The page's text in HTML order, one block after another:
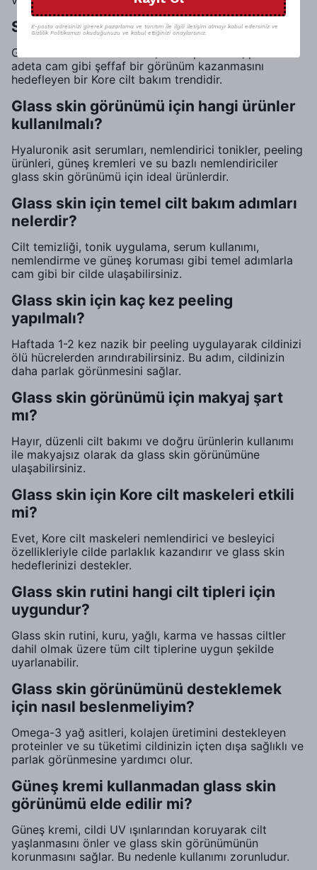
Sıkça Sorulan Sorular
Glass skin nedir?Glass skin, cildin pürüzsüz, parlak ve
adeta cam gibi şeffaf bir görünüm kazanmasını
hedefleyen bir Kore cilt bakım trendidir.
Glass skin görünümü için hangi ürünler
kullanılmalı?
Hyaluronik asit serumları, nemlendirici tonikler, peeling
ürünleri, güneş kremleri ve su bazlı nemlendiriciler
glass skin görünümü için ideal ürünlerdir.
Glass skin için temel cilt bakım adımları
nelerdir?
Cilt temizliği, tonik uygulama, serum kullanımı,
nemlendirme ve güneş koruması gibi temel adımlarla
cam gibi bir cilde ulaşabilirsiniz.
Glass skin için kaç kez peeling
yapılmalı?
Haftada 1-2 kez nazik bir peeling uygulayarak cildinizi
ölü hücrelerden arındırabilirsiniz. Bu adım, cildinizin
daha parlak görünmesini sağlar.
Glass skin görünümü için makyaj şart
mı?
Hayır, düzenli cilt bakımı ve doğru ürünlerin kullanımı
ile makyajsız olarak da glass skin görünümüne
ulaşabilirsiniz.
Glass skin için Kore cilt maskeleri etkili
mi?
Evet, Kore cilt maskeleri nemlendirici ve besleyici
özellikleriyle cilde parlaklık kazandırır ve glass skin
hedeflerinizi destekler.
Glass skin rutini hangi cilt tipleri için
uygundur?
Glass skin rutini, kuru, yağlı, karma ve hassas ciltler
dahil olmak üzere tüm cilt tiplerine uygun şekilde
uyarlanabilir.
Glass skin görünümünü desteklemek
için nasıl beslenmeliyim?
Omega-3 yağ asitleri, kolajen üretimini destekleyen
proteinler ve su tüketimi cildinizin içten dışa sağlıklı ve
parlak görünmesine yardımcı olur.
Güneş kremi kullanmadan glass skin
görünümü elde edilir mi?
Güneş kremi, cildi UV ışınlarından koruyarak cilt
yaşlanmasını önler ve glass skin görünümünün
korunmasını sağlar. Bu nedenle kullanımı zorunludur.
E-posta adresinizi girerek pazarlama ve tanıtım ile ilgili iletişim almayı kabul edersiniz ve
Gizlilik Politikamızı okuduğunuzu ve kabul ettiğinizi onaylarsınız.